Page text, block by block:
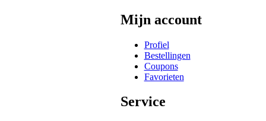
Mijn account
Profiel
Bestellingen
Coupons
Favorieten
Service